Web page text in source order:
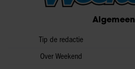
Algemeen
Tip de redactie
Over Weekend